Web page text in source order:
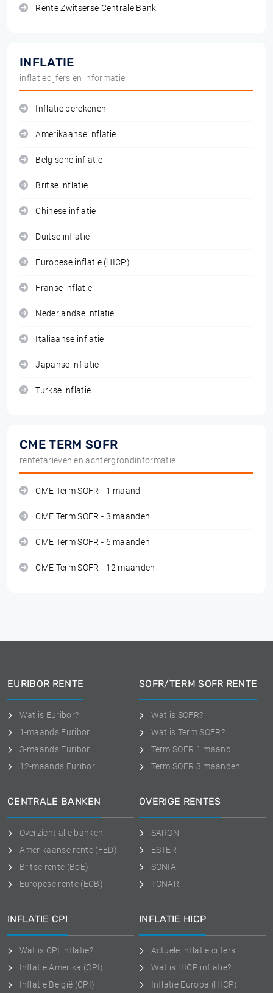
Rente Zwitserse Centrale Bank
INFLATIE
inflatiecijfers en informatie
Inflatie berekenen
Amerikaanse inflatie
Belgische inflatie
Britse inflatie
Chinese inflatie
Duitse inflatie
Europese inflatie (HICP)
Franse inflatie
Nederlandse inflatie
Italiaanse inflatie
Japanse inflatie
Turkse inflatie
CME TERM SOFR
rentetarieven en achtergrondinformatie
CME Term SOFR - 1 maand
CME Term SOFR - 3 maanden
CME Term SOFR - 6 maanden
CME Term SOFR - 12 maanden
EURIBOR RENTE
Wat is Euribor?
1-maands Euribor
3-maands Euribor
12-maands Euribor
SOFR/TERM SOFR RENTE
Wat is SOFR?
Wat is Term SOFR?
Term SOFR 1 maand
Term SOFR 3 maanden
CENTRALE BANKEN
Overzicht alle banken
Amerikaanse rente (FED)
Britse rente (BoE)
Europese rente (ECB)
OVERIGE RENTES
SARON
ESTER
SONIA
TONAR
INFLATIE CPI
Wat is CPI inflatie?
Inflatie Amerika (CPI)
Inflatie België (CPI)
INFLATIE HICP
Actuele inflatie cijfers
Wat is HICP inflatie?
Inflatie Europa (HICP)